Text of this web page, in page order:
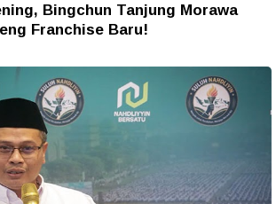
Bingchun Tanjung Morawa
Franchise Baru!